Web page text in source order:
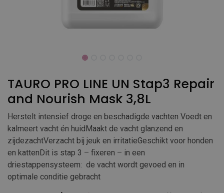
TAURO PRO LINE UN Stap3 Repair
and Nourish Mask 3,8L
Herstelt intensief droge en beschadigde vachten Voedt en
kalmeert vacht én huidMaakt de vacht glanzend en
zijdezachtVerzacht bij jeuk en irritatieGeschikt voor honden
en kattenDit is stap 3 – fixeren – in een
driestappensysteem: de vacht wordt gevoed en in
optimale conditie gebracht